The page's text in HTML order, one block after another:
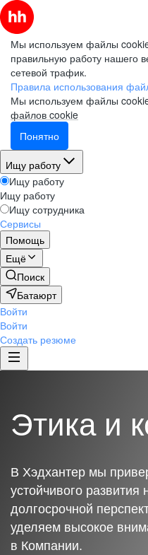
Мы используем файлы
правильную работу нашего
сетевой трафик.
Правила использования
Мы используем файлы
файлов cookie
Понятно
Ищу работу
Ищу работу
Ищу работу
Ищу сотрудника
Сервисы
Помощь
Ещё
Поиск
Батаюрт
Войти
Войти
Создать резюме
Этика и
В Хэдхантер мы
устойчивого развития
долгосрочной
уделяем высокое
в Компании.